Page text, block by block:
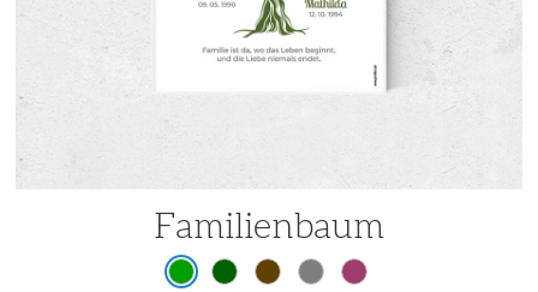
Familienbaum